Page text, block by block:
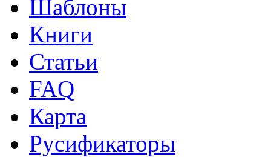
Шаблоны
Книги
Статьи
FAQ
Карта
Русификаторы